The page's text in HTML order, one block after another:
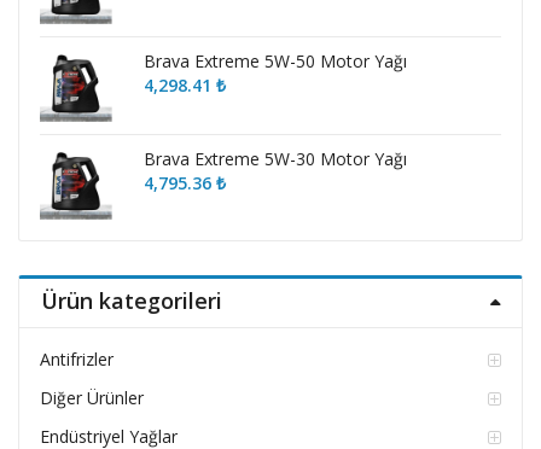
Brava Extreme 5W-50 Motor Yağı
4,298.41₺
Brava Extreme 5W-30 Motor Yağı
4,795.36₺
Ürün kategorileri
Antifrizler
Diğer Ürünler
Endüstriyel Yağlar